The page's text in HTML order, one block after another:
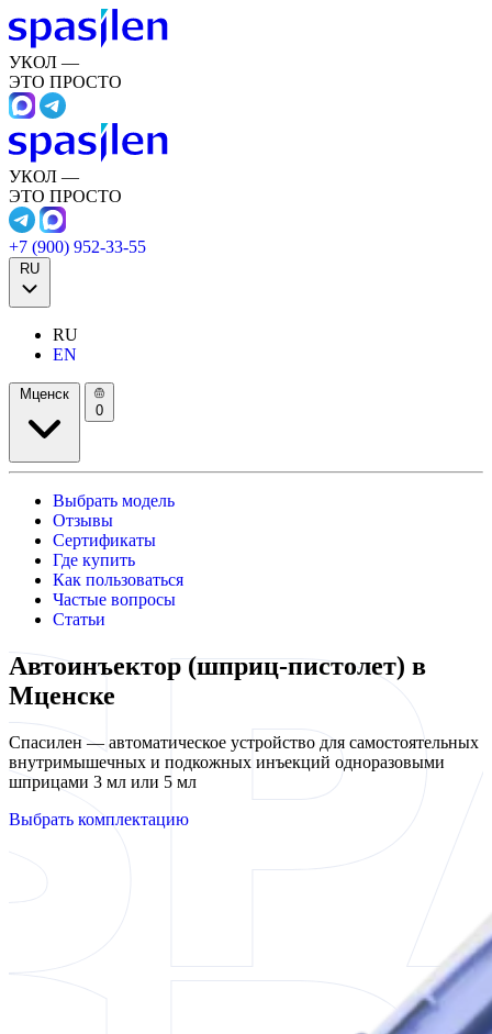
УКОЛ —
ЭТО ПРОСТО
УКОЛ —
ЭТО ПРОСТО
+7 (900) 952-33-55
RU
RU
EN
Мценск
0
Выбрать модель
Отзывы
Сертификаты
Где купить
Как пользоваться
Частые вопросы
Статьи
Автоинъектор (шприц-пистолет) в
Мценске
Спасилен — автоматическое устройство для самостоятельных
внутримышечных и подкожных инъекций одноразовыми
шприцами 3 мл или 5 мл
Выбрать комплектацию